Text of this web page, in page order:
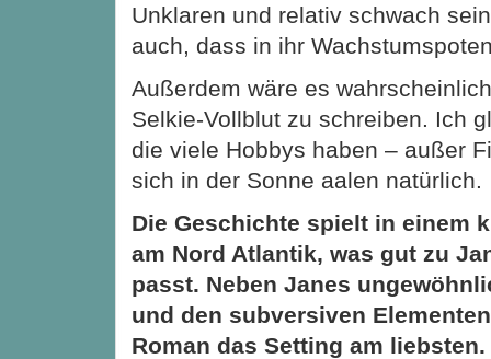
Unklaren und relativ schwach
auch, dass in ihr
Außerdem wäre es
Selkie-Vollblut zu schreiben. Ich
die viele Hobbys haben – außer
sich in der Sonne aalen natürlich.
Die Geschichte spielt in einem
am Nord Atlantik, was gut zu
passt. Neben Janes
und den subversiven
Roman das Setting am